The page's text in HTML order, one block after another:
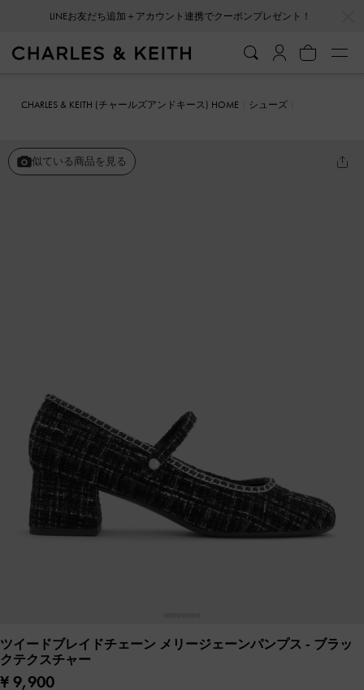
LINEお友だち追加＋アカウント連携でクーポンプレゼント！
CHARLES & KEITH (チャールズアンドキース) HOME
シューズ
似ている商品を見る
ツイードブレイドチェーン メリージェーンパンプス - ブラッ
クテクスチャー
¥ 9,900